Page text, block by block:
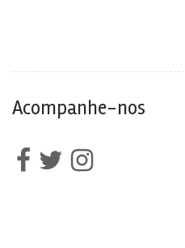
Acompanhe-nos